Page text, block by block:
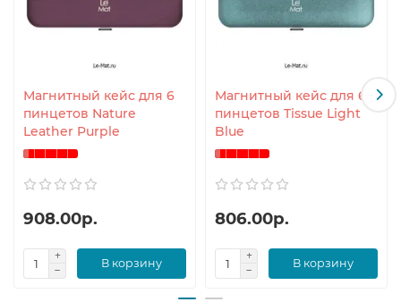
Магнитный кейс для 6
пинцетов Nature
Leather Purple
908.00р.
В корзину
Магнитный кейс для 6
пинцетов Tissue Light
Blue
806.00р.
В корзину